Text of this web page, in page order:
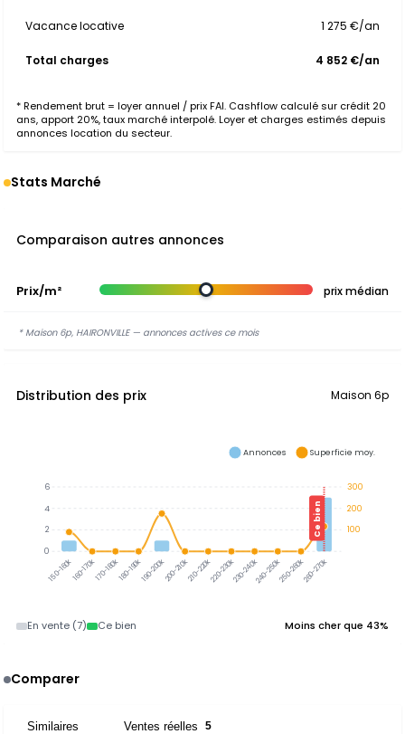
Vacance locative 1 275 €/an
Total charges 4 852 €/an
* Rendement brut = loyer annuel / prix FAI. Cashflow calculé sur crédit 20
ans, apport 20%, taux marché interpolé. Loyer et charges estimés depuis
annonces location du secteur.
Stats Marché
Comparaison autres annonces
Prix/m² prix médian
* Maison 6p, HAIRONVILLE — annonces actives ce mois
Distribution des prix Maison 6p
150-160k160-170k170-180k180-190k190-200k200-210k210-220k220-230k230-240k240-250k250-260k260-270k
Ce bien
300
200
100
6
4
2
0
Annonces Superficie moy.
En vente (7) Ce bien Moins cher que 43%
Comparer
Similaires Ventes réelles 5